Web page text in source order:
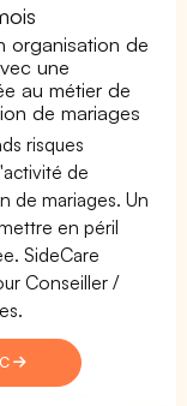
organisation de
une
au métier de
de mariages
risques
de
de mariages. Un
en péril
SideCare
Conseiller /